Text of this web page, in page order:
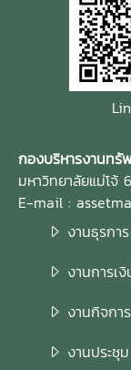
กองบริหารงานทรั
มหาวิทยาลัยแม่โจ้
E-mail :
งาน
งาน
งานกิ
งา